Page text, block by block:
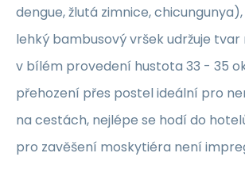
dengue, žlutá zimnice,
lehký bambusový vršek udržuje
v bílém provedení hustota 33 - 35
přehození přes postel ideální pro
na cestách, nejlépe se hodí do
pro zavěšení moskytiéra není